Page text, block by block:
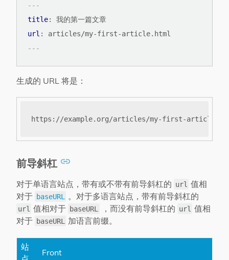
---
title:
我的第一篇文章
url :
articles/my-first-article.html
---
生成的 URL 将是：
前导斜杠
对于单语言站点，带有或不带有前导斜杠的 url 值相
对于 baseURL 。对于多语言站点，带有前导斜杠的
url 值相对于 baseURL ，而没有前导斜杠的 url 值相
对于 baseURL 加语言前缀。
站
Front